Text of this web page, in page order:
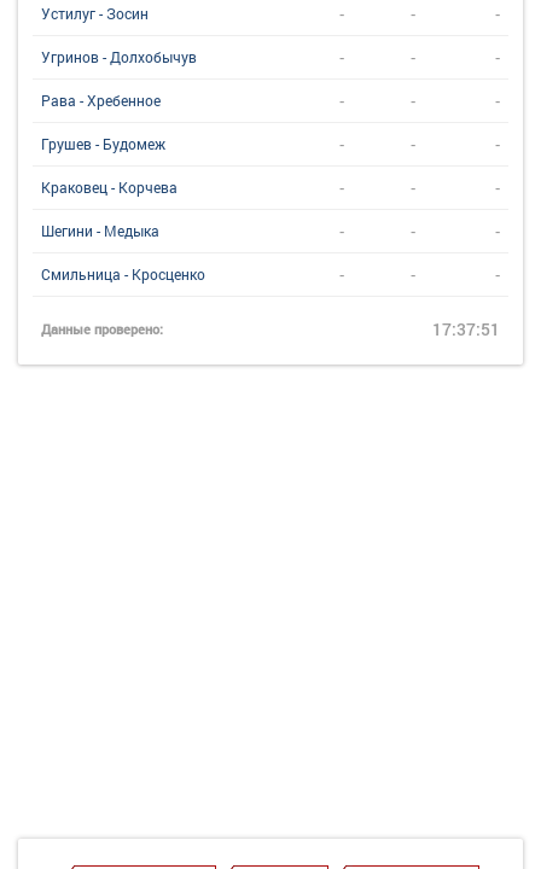
Устилуг - Зосин - - -
Угринов - Долхобычув - - -
Рава - Хребенное - - -
Грушев - Будомеж - - -
Краковец - Корчева - - -
Шегини - Медыка - - -
Смильница - Кросценко - - -
Данные проверено: 17:37:51